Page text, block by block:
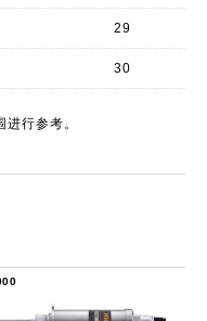
29
30
行参考。